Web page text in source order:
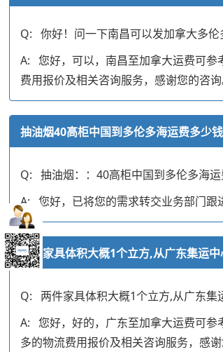
Q: 你好！问一下南昌可以发加拿大多伦
A: 您好，可以，南昌至加拿大运费可参
费用报价及相关咨询服务，感谢您的咨询
抽油烟40高柜中国到多伦多海运费多少钱
Q: 抽油烟：：40高柜中国到多伦多海运
A: 您好，已将您的需求转交业务部门跟
两件家具体积大概1个立方,从广东集运
Q: 两件家具体积大概1个立方,从广东集
A: 您好，好的，广东至加拿大运费可参
多的物流费用报价及相关咨询服务，感谢